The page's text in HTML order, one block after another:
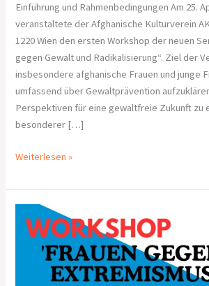
Einführung und Rahmenbedingungen Am 25.
veranstaltete der Afghanische Kulturverein
1220 Wien den ersten Workshop der neuen
gegen Gewalt und Radikalisierung“. Ziel der
insbesondere afghanische Frauen und junge
umfassend über Gewaltprävention
Perspektiven für eine gewaltfreie Zukunft zu
besonderer […]
Weiterlesen »
workshop
‚FRAUEN
GEGEN
EXTREMISMUS